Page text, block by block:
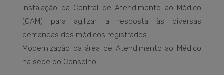
Instalação da Central de Atendimento ao Médico
(CAM) para agilizar a resposta às diversas
demandas dos médicos registrados.
Modernização da área de Atendimento ao Médico
na sede do Conselho.